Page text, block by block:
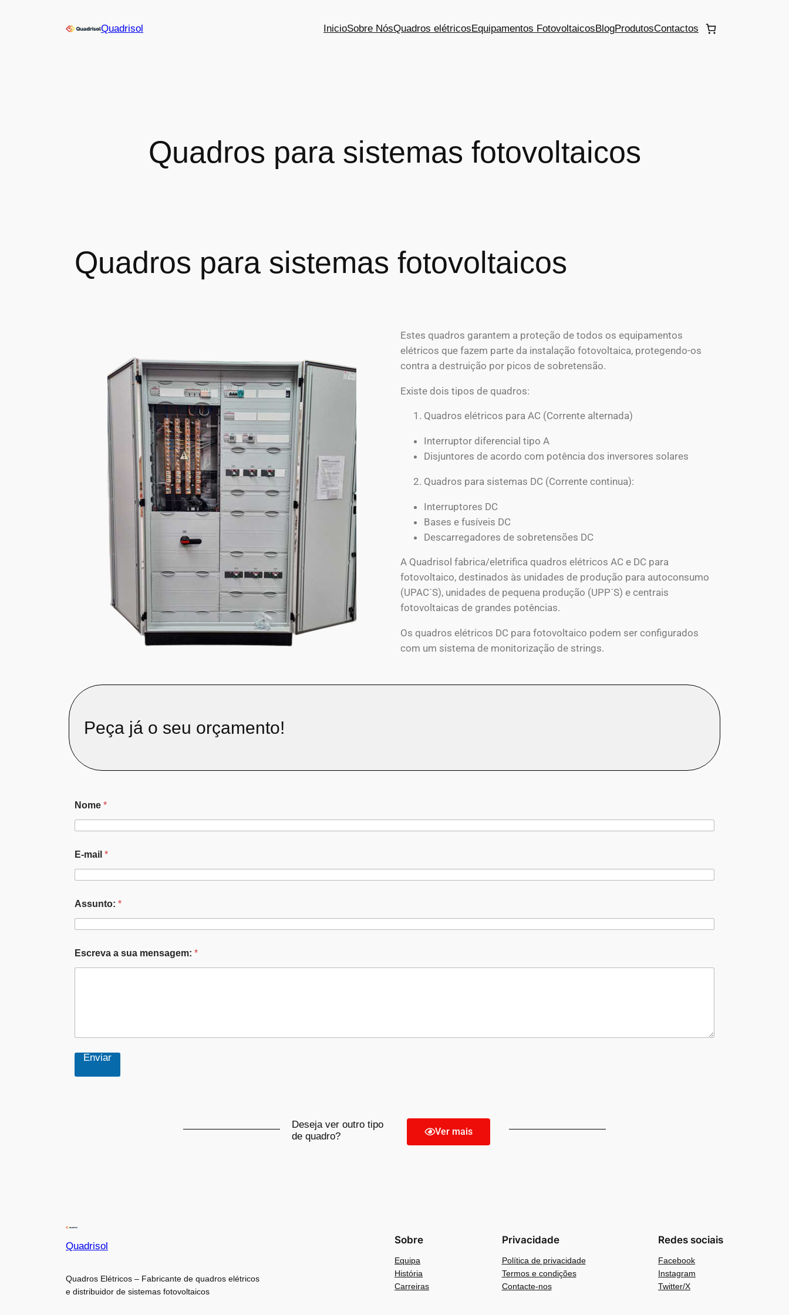
Quadrisol InicioSobre NósQuadros elétricosEquipamentos FotovoltaicosBlogProdutosContactos
Quadros para sistemas fotovoltaicos
Quadros para sistemas fotovoltaicos
Estes quadros garantem a proteção de todos os equipamentos
elétricos que fazem parte da instalação fotovoltaica, protegendo-os
contra a destruição por picos de sobretensão.
Existe dois tipos de quadros:
Quadros elétricos para AC (Corrente alternada)
Interruptor diferencial tipo A
Disjuntores de acordo com potência dos inversores solares
Quadros para sistemas DC (Corrente continua):
Interruptores DC
Bases e fusíveis DC
Descarregadores de sobretensões DC
A Quadrisol fabrica/eletrifica quadros elétricos AC e DC para
fotovoltaico, destinados às unidades de produção para autoconsumo
(UPAC´S), unidades de pequena produção (UPP´S) e centrais
fotovoltaicas de grandes potências.
Os quadros elétricos DC para fotovoltaico podem ser configurados
com um sistema de monitorização de strings.
Peça já o seu orçamento!
Nome *
E-mail *
Assunto: *
Escreva a sua mensagem: *
Enviar
Deseja ver outro tipo
de quadro?
Ver mais
Quadrisol
Quadros Elétricos – Fabricante de quadros elétricos
e distribuidor de sistemas fotovoltaicos
Sobre
Equipa
História
Carreiras
Privacidade
Política de privacidade
Termos e condições
Contacte-nos
Redes sociais
Facebook
Instagram
Twitter/X